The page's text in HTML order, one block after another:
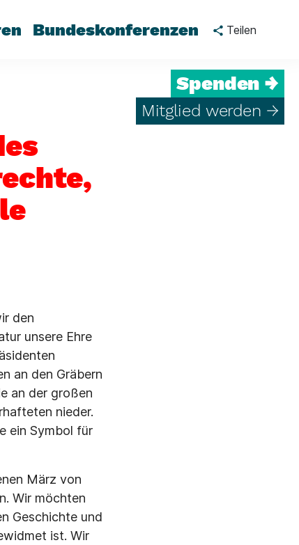
Bundeskonferenzen Teilen
Spenden →
Mitglied werden →
den
unsere Ehre
an den Gräbern
an der großen
nieder.
ein Symbol für
März von
Wir möchten
Geschichte und
ist. Wir